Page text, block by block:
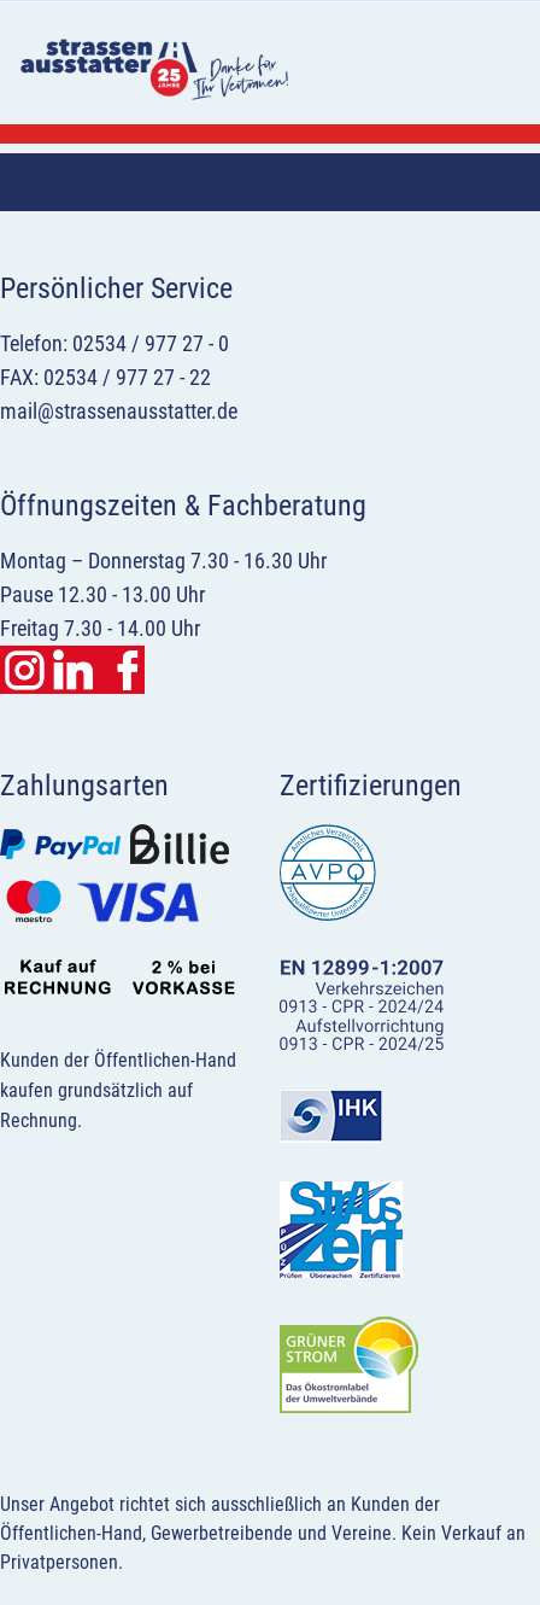
Persönlicher Service
Telefon: 02534 / 977 27 - 0
FAX: 02534 / 977 27 - 22
mail@strassenausstatter.de
Öffnungszeiten & Fachberatung
Montag – Donnerstag 7.30 - 16.30 Uhr
Pause 12.30 - 13.00 Uhr
Freitag 7.30 - 14.00 Uhr
Zahlungsarten
Kunden der Öffentlichen-Hand
kaufen grundsätzlich auf
Rechnung.
Zertifizierungen
Unser Angebot richtet sich ausschließlich an Kunden der
Öffentlichen-Hand, Gewerbetreibende und Vereine. Kein Verkauf an
Privatpersonen.